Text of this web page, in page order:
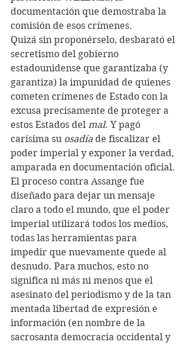
documentación que demostraba la
comisión de esos crímenes.
Quizá sin proponérselo, desbarató el
secretismo del gobierno
estadounidense que garantizaba (y
garantiza) la impunidad de quienes
cometen crímenes de Estado con la
excusa precisamente de proteger a
estos Estados del mal. Y pagó
carísima su osadía de fiscalizar el
poder imperial y exponer la verdad,
amparada en documentación oficial.
El proceso contra Assange fue
diseñado para dejar un mensaje
claro a todo el mundo, que el poder
imperial utilizará todos los medios,
todas las herramientas para
impedir que nuevamente quede al
desnudo. Para muchos, esto no
significa ni más ni menos que el
asesinato del periodismo y de la tan
mentada libertad de expresión e
información (en nombre de la
sacrosanta democracia occidental y